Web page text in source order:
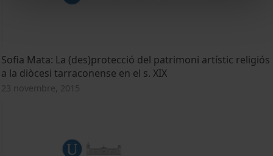
Sofia Mata: La (des)protecció del patrimoni artístic religiós
a la diòcesi tarraconense en el s. XIX
23 novembre, 2015